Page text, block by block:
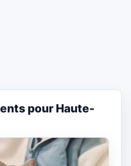
pour Haute-